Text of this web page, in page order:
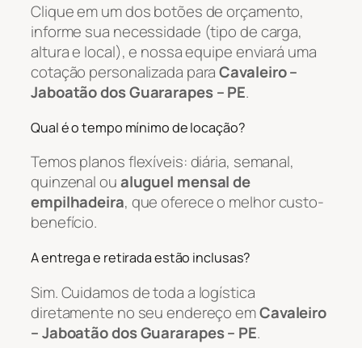
Clique em um dos botões de orçamento,
informe sua necessidade (tipo de carga,
altura e local), e nossa equipe enviará uma
cotação personalizada paraCavaleiro –
Jaboatão dos Guararapes – PE.
Qual é o tempo mínimo de locação?
Temos planos flexíveis: diária, semanal,
quinzenal oualuguel mensal de
empilhadeira, que oferece o melhor custo-
benefício.
A entrega e retirada estão inclusas?
Sim. Cuidamos de toda a logística
diretamente no seu endereço emCavaleiro
– Jaboatão dos Guararapes – PE.